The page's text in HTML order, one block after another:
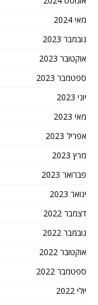
מאי 2024
נובמבר 2023
אוקטובר 2023
ספטמבר 2023
יוני 2023
מאי 2023
אפריל 2023
מרץ 2023
פברואר 2023
ינואר 2023
דצמבר 2022
נובמבר 2022
אוקטובר 2022
ספטמבר 2022
יולי 2022